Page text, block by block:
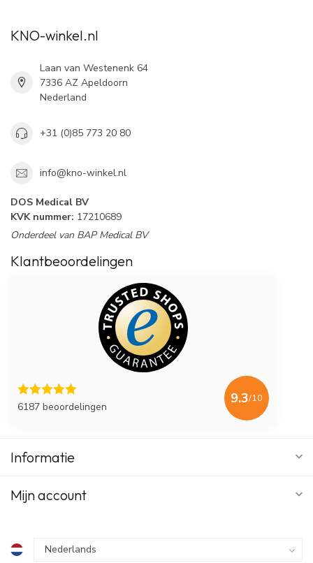
KNO-winkel.nl
Laan van Westenenk 64
7336 AZ Apeldoorn
Nederland
+31 (0)85 773 20 80
info@kno-winkel.nl
DOS Medical BV
KVK nummer: 17210689
Onderdeel van BAP Medical BV
Klantbeoordelingen
6187 beoordelingen
9.3/10
Informatie
Mijn account